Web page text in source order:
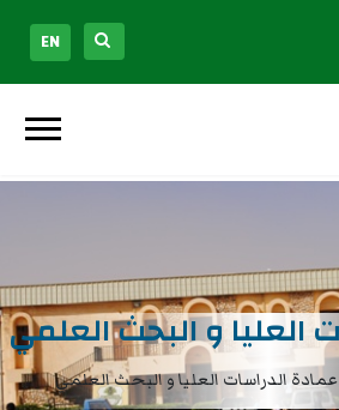
EN
العليا و البحث العلمي
عمادة الدراسات العليا و البحث العلمي